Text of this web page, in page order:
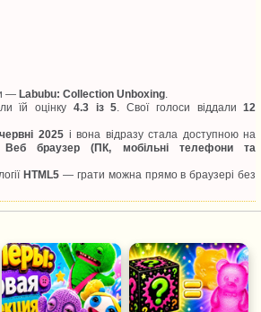
—Labubu: Collection Unboxing
їй оцінку 4.3 із 5 . Свої голоси віддали12
червні 2025і вона відразу стала доступною на
Веб браузер (ПК, мобільні телефони та
HTML5— грати можна прямо в браузері без